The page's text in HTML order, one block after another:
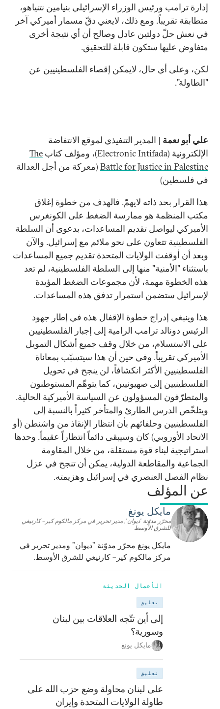
إدارة ترامب ورئيس الوزراء الإسرائيلي بنيامين نتنياهو،
متطابقة تقريباً. ومع ذلك، لايعني دقّ مسمار أميركي آخر
في نعش حلّ دولتين عادل وصالح أن أي نتيجة أخرى
متفاوض عليها ستكون قابلة للتحقيق.
لكن، وعلى أي حال، لايمكن إقصاء الفلسطينيين عن
"الطاولة".
علي أبو نعمة | المدير التنفيذي لموقع الانتفاضة
الإلكترونية (Electronic Intifada)، ومؤلف كتاب The
Battle for Justice in Palestine (معركة من أجل العدالة
في فلسطين)
هذا القرار بحد ذاته لايهمّ. فالهدف من خطوة إغلاق
مكتب المنظمة هو ممارسة الضغط على الكونغرس
الأميركي ليواصل تقديم المساعدات، بدعوى أن السلطة
الفلسطينية تتعاون على نحو ملائم مع إسرائيل. والآن
وبعد أن أوقفت الولايات المتحدة تقديم جميع المساعدات
باستثناء "الأمنية" منها إلى السلطة الفلسطينية، لم تعد
هذه الخطوة مهمة، لأن مجموعات الضغط المؤيدة
لإسرائيل ستضمن استمرار تدفق هذه المساعدات.
هذا وينبغي إدراج خطوة الإقفال هذه في إطار جهود
الرئيس دونالد ترامب الرامية إلى إجبار الفلسطينيين
على الاستسلام، من خلال وقف جميع أشكال التمويل
الأميركي تقريباً. وفي حين أن هذا سيتسبّب بمعاناة
الفلسطينيين الأكثر انكشافاً، لن ينجح في تحويل
الفلسطينيين إلى صهيونيين، كما يتوهّم المستوطنون
والمتطرّفون المسؤولون عن السياسة الأميركية الحالية.
ويتلخّص الدرس الطارئ والمتأخر كثيراً بالنسبة إلى
الفلسطينيين وحلفائهم بأن انتظار الإنقاذ من واشنطن (أو
الاتحاد الأوروبي) كان وسيبقى دائماً انتظاراً عقيماً. وحدها
استراتيجية لبناء قوة مستقلة، من خلال المقاومة
الجماعية والمقاطعة الدولية، يمكن أن تنجح في عزل
نظام الفصل العنصري في إسرائيل وهزيمته.
عن المؤلف
مايكل يونغ
محرّر مدوّنة 'ديوان', مدير تحرير في مركز مالكوم كير– كارنيغي
للشرق الأوسط
مايكل يونغ محرّر مدوّنة "ديوان" ومدير تحرير في
مركز مالكوم كير– كارنيغي للشرق الأوسط.
الأعمال الحديثة
تعليق
إلى أين تتّجه العلاقات بين لبنان
وسورية؟
مايكل يونغ
تعليق
على لبنان محاولة وضع حزب الله على
طاولة الولايات المتحدة وإيران